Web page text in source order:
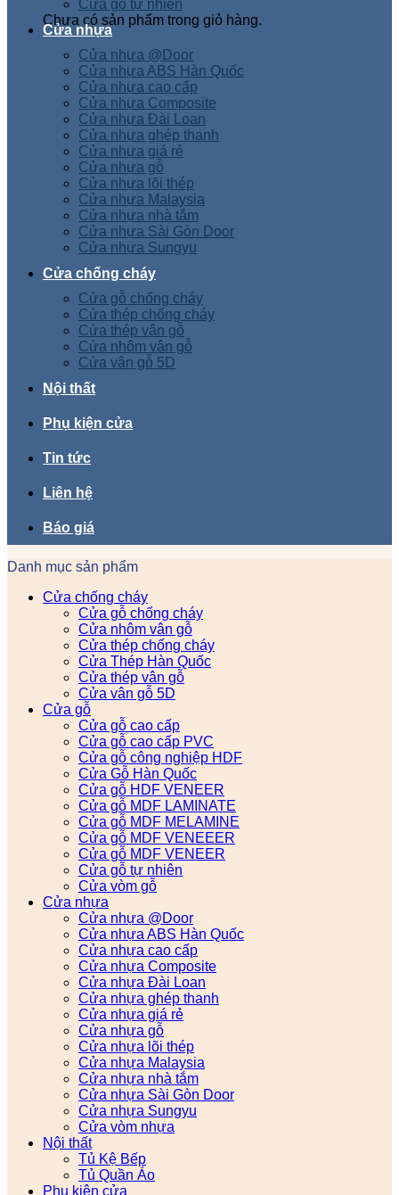
Chưa có sản phẩm trong giỏ hàng.
Cửa gỗ tự nhiên
Cửa nhựa
Cửa nhựa @Door
Cửa nhựa ABS Hàn Quốc
Cửa nhựa cao cấp
Cửa nhựa Composite
Cửa nhựa Đài Loan
Cửa nhựa ghép thanh
Cửa nhựa giá rẻ
Cửa nhựa gỗ
Cửa nhựa lõi thép
Cửa nhựa Malaysia
Cửa nhựa nhà tắm
Cửa nhựa Sài Gòn Door
Cửa nhựa Sungyu
Cửa chống cháy
Cửa gỗ chống cháy
Cửa thép chống cháy
Cửa thép vân gỗ
Cửa nhôm vân gỗ
Cửa vân gỗ 5D
Nội thất
Phụ kiện cửa
Tin tức
Liên hệ
Báo giá
Danh mục sản phẩm
Cửa chống cháy
Cửa gỗ chống cháy
Cửa nhôm vân gỗ
Cửa thép chống cháy
Cửa Thép Hàn Quốc
Cửa thép vân gỗ
Cửa vân gỗ 5D
Cửa gỗ
Cửa gỗ cao cấp
Cửa gỗ cao cấp PVC
Cửa gỗ công nghiệp HDF
Cửa Gỗ Hàn Quốc
Cửa gỗ HDF VENEER
Cửa gỗ MDF LAMINATE
Cửa gỗ MDF MELAMINE
Cửa gỗ MDF VENEEER
Cửa gỗ MDF VENEER
Cửa gỗ tự nhiên
Cửa vòm gỗ
Cửa nhựa
Cửa nhựa @Door
Cửa nhựa ABS Hàn Quốc
Cửa nhựa cao cấp
Cửa nhựa Composite
Cửa nhựa Đài Loan
Cửa nhựa ghép thanh
Cửa nhựa giá rẻ
Cửa nhựa gỗ
Cửa nhựa lõi thép
Cửa nhựa Malaysia
Cửa nhựa nhà tắm
Cửa nhựa Sài Gòn Door
Cửa nhựa Sungyu
Cửa vòm nhựa
Nội thất
Tủ Kệ Bếp
Tủ Quần Áo
Phụ kiện cửa